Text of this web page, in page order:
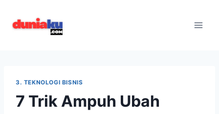
content
3. TEKNOLOGI BISNIS
7 Trik Ampuh Ubah